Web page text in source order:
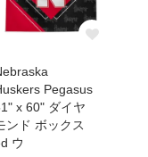
Pegasus
x 60" ダイヤ
ンド ボックス
ウ